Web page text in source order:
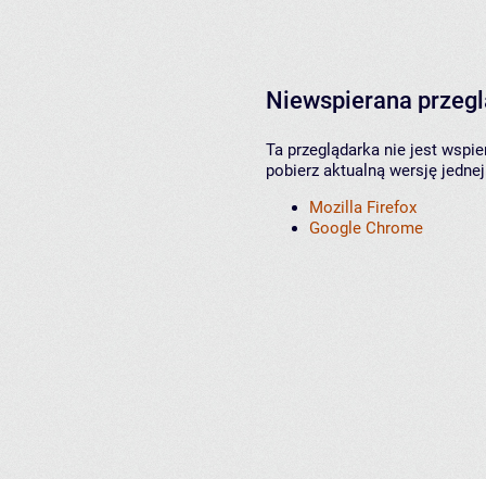
Niewspierana
Ta przeglądarka nie jest
pobierz aktualną wersję
Mozilla Firefox
Google Chrome